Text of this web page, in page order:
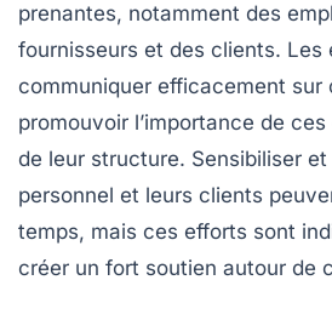
prenantes, notamment des
fournisseurs et des clients. Les
communiquer efficacement sur
promouvoir l’importance de
de leur structure. Sensibiliser
personnel et leurs clients
temps, mais ces efforts sont
créer un fort soutien autour de